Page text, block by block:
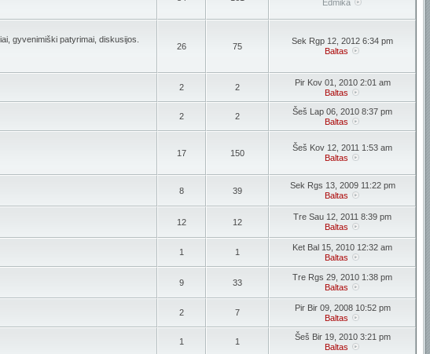
Edmika
gyvenimiški patyrimai, diskusijos.
26 75
Sek Rgp 12, 2012 6:34 pm
Baltas
2 2
Pir Kov 01, 2010 2:01 am
Baltas
2 2
Šeš Lap 06, 2010 8:37 pm
Baltas
17 150
Šeš Kov 12, 2011 1:53 am
Baltas
8 39
Sek Rgs 13, 2009 11:22 pm
Baltas
12 12
Tre Sau 12, 2011 8:39 pm
Baltas
1 1
Ket Bal 15, 2010 12:32 am
Baltas
9 33
Tre Rgs 29, 2010 1:38 pm
Baltas
2 7
Pir Bir 09, 2008 10:52 pm
Baltas
1 1
Šeš Bir 19, 2010 3:21 pm
Baltas